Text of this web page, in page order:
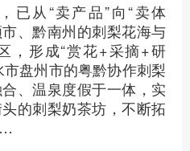
从“卖产品”向“卖体
市、黔南州的刺梨花海与
，形成“赏花+采摘+研
盘州市的粤黔协作刺梨
、温泉度假于一体，实
的刺梨奶茶坊，不断拓